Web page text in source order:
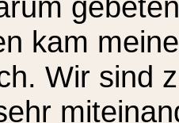
kam
Wir sind